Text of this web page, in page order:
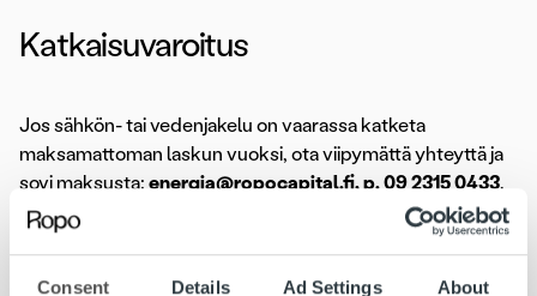
Consent Details Ad Settings About
Katkaisuvaroitus
Jos sähkön- tai vedenjakelu on vaarassa katketa
maksamattoman laskun vuoksi, ota viipymättä yhteyttä ja
sovi maksusta: energia@ropocapital.fi, p. 09 2315 0433.
Laskusaatavarahoitus tasaa